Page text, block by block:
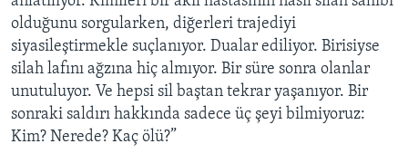
olduğunu sorgularken, diğerleri trajediyi
siyasileştirmekle suçlanıyor. Dualar ediliyor. Birisiyse
silah lafını ağzına hiç almıyor. Bir süre sonra olanlar
unutuluyor. Ve hepsi sil baştan tekrar yaşanıyor. Bir
sonraki saldırı hakkında sadece üç şeyi bilmiyoruz:
Kim? Nerede? Kaç ölü?”